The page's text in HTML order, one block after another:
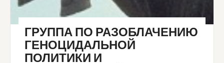
ГРУППА ПО РАЗОБЛАЧЕНИЮ
ГЕНОЦИДАЛЬНОЙ
ПОЛИТИКИ И